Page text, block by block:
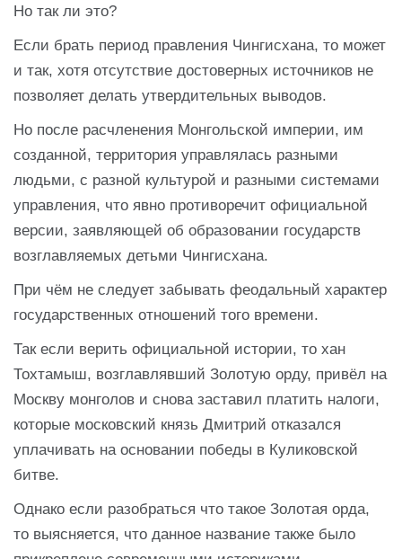
Но так ли это?
Если брать период правления Чингисхана, то может
и так, хотя отсутствие достоверных источников не
позволяет делать утвердительных выводов.
Но после расчленения Монгольской империи, им
созданной, территория управлялась разными
людьми, с разной культурой и разными системами
управления, что явно противоречит официальной
версии, заявляющей об образовании государств
возглавляемых детьми Чингисхана.
При чём не следует забывать феодальный характер
государственных отношений того времени.
Так если верить официальной истории, то хан
Тохтамыш, возглавлявший Золотую орду, привёл на
Москву монголов и снова заставил платить налоги,
которые московский князь Дмитрий отказался
уплачивать на основании победы в Куликовской
битве.
Однако если разобраться что такое Золотая орда,
то выясняется, что данное название также было